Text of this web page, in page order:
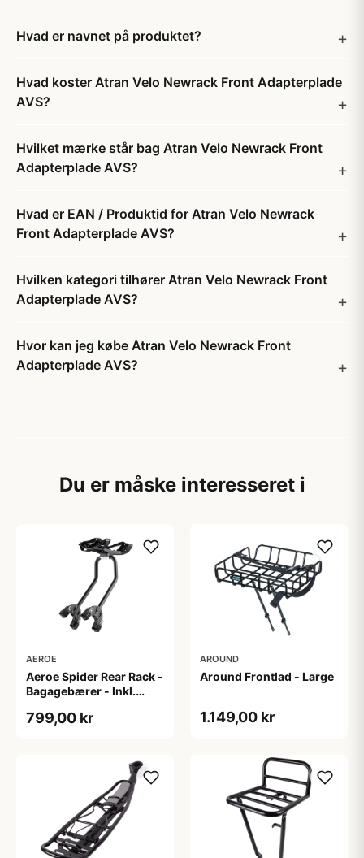
Hvad er navnet på produktet?
Hvad koster Atran Velo Newrack Front Adapterplade
AVS?
Hvilket mærke står bag Atran Velo Newrack Front
Adapterplade AVS?
Hvad er EAN / Produktid for Atran Velo Newrack
Front Adapterplade AVS?
Hvilken kategori tilhører Atran Velo Newrack Front
Adapterplade AVS?
Hvor kan jeg købe Atran Velo Newrack Front
Adapterplade AVS?
Du er måske interesseret i
AEROE
Aeroe Spider Rear Rack -
Bagagebærer - Inkl.
799,00 kr
AROUND
Around Frontlad - Large
1.149,00 kr